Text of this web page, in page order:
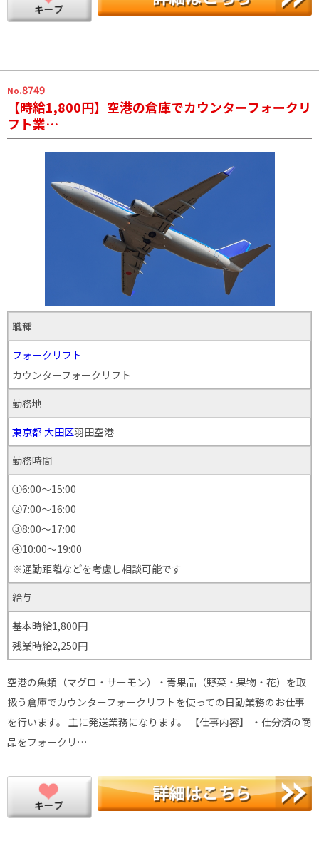
No.8749
【時給1,800円】空港の倉庫でカウンターフォークリ
フト業…
職種
フォークリフト
カウンターフォークリフト
勤務地
東京都 大田区羽田空港
勤務時間
①6:00～15:00
②7:00～16:00
③8:00～17:00
④10:00〜19:00
※通勤距離などを考慮し相談可能です
給与
基本時給1,800円
残業時給2,250円
空港の魚類（マグロ・サーモン）・青果品（野菜・果物・花）を取
扱う倉庫でカウンターフォークリフトを使っての日勤業務のお仕事
を行います。 主に発送業務になります。 【仕事内容】 ・仕分済の商
品をフォークリ…